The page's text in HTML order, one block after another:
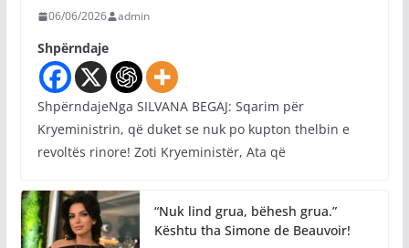
06/06/2026 admin
Shpërndaje
ShpërndajeNga SILVANA BEGAJ: Sqarim për
Kryeministrin, që duket se nuk po kupton thelbin e
revoltës rinore! Zoti Kryeministër, Ata që
“Nuk lind grua, bëhesh grua.”
Kështu tha Simone de Beauvoir!